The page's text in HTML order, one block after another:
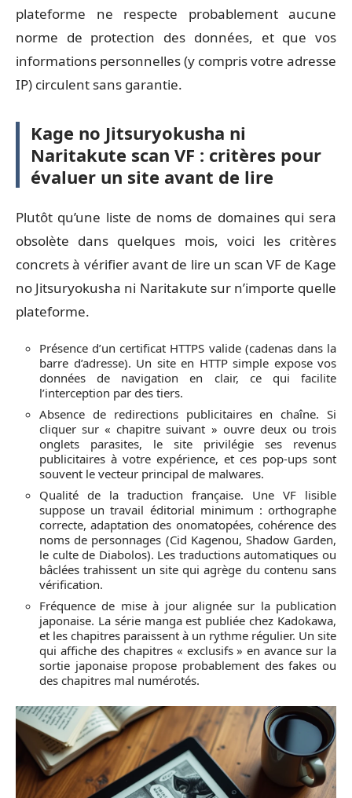
plateforme ne respecte probablement aucune
norme de protection des données, et que vos
informations personnelles (y compris votre adresse
IP) circulent sans garantie.
Kage no Jitsuryokusha ni
Naritakute scan VF : critères pour
évaluer un site avant de lire
Plutôt qu’une liste de noms de domaines qui sera
obsolète dans quelques mois, voici les critères
concrets à vérifier avant de lire un scan VF de Kage
no Jitsuryokusha ni Naritakute sur n’importe quelle
plateforme.
Présence d’un certificat HTTPS valide (cadenas dans la
barre d’adresse). Un site en HTTP simple expose vos
données de navigation en clair, ce qui facilite
l’interception par des tiers.
Absence de redirections publicitaires en chaîne. Si
cliquer sur « chapitre suivant » ouvre deux ou trois
onglets parasites, le site privilégie ses revenus
publicitaires à votre expérience, et ces pop-ups sont
souvent le vecteur principal de malwares.
Qualité de la traduction française. Une VF lisible
suppose un travail éditorial minimum : orthographe
correcte, adaptation des onomatopées, cohérence des
noms de personnages (Cid Kagenou, Shadow Garden,
le culte de Diabolos). Les traductions automatiques ou
bâclées trahissent un site qui agrège du contenu sans
vérification.
Fréquence de mise à jour alignée sur la publication
japonaise. La série manga est publiée chez Kadokawa,
et les chapitres paraissent à un rythme régulier. Un site
qui affiche des chapitres « exclusifs » en avance sur la
sortie japonaise propose probablement des fakes ou
des chapitres mal numérotés.